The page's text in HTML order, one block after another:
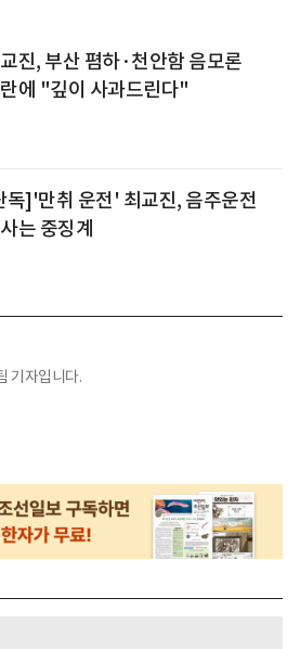
진, 부산 폄하·천안함 음모론
에 "깊이 사과드린다"
독]'만취 운전' 최교진, 음주운전
는 중징계
기자입니다.